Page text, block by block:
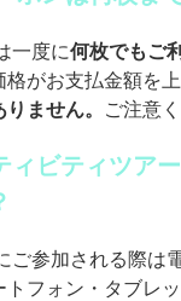
一度に何枚でもご
がお支払金額を
ません。 ご注意
ィビティツア
ご参加される際は
フォン・タブレ